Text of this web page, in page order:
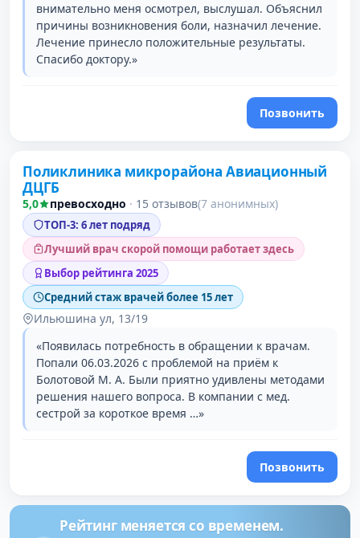
внимательно меня осмотрел, выслушал. Объяснил
причины возникновения боли, назначил лечение.
Лечение принесло положительные результаты.
Спасибо доктору.»
Позвонить
3 место в рейтинге
Поликлиника микрорайона Авиационный
ДЦГБ
5,0 превосходно · 15 отзывов(7 анонимных)
ТОП-3: 6 лет подряд
Лучший врач скорой помощи работает здесь
Выбор рейтинга 2025
Средний стаж врачей более 15 лет
Ильюшина ул, 13/19
«Появилась потребность в обращении к врачам.
Попали 06.03.2026 с проблемой на приём к
Болотовой М. А. Были приятно удивлены методами
решения нашего вопроса. В компании с мед.
сестрой за короткое время …»
Позвонить
Рейтинг меняется со временем.